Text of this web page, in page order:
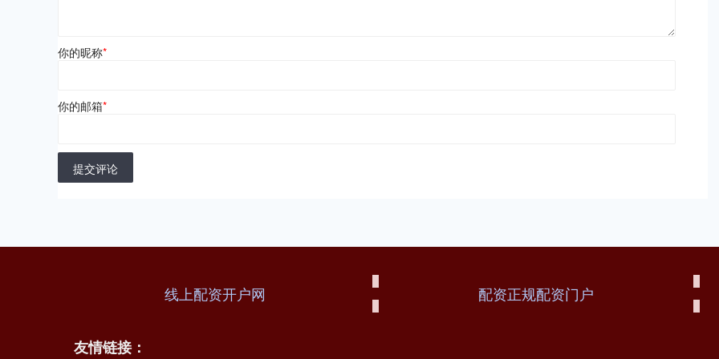
你的昵称*
你的邮箱*
提交评论
线上配资开户网 配资正规配资门户
友情链接：